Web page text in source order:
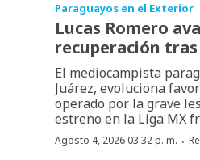
Paraguayos en el Exterior
Lucas Romero
recuperación
El mediocampista
Juárez, evoluciona
operado por la grave
estreno en la Liga MX
Agosto 4, 2026 03:32 p. m. ·